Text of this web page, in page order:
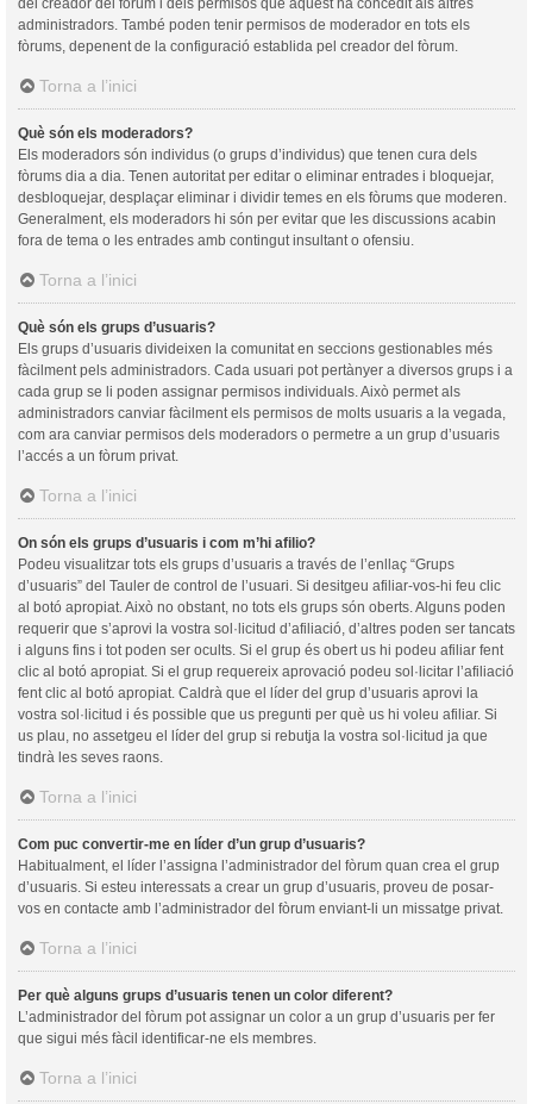
administradors. També poden tenir permisos de moderador en tots els
fòrums, depenent de la configuració establida pel creador del fòrum.
Torna a l’inici
Què són els moderadors?
Els moderadors són individus (o grups d’individus) que tenen cura dels
fòrums dia a dia. Tenen autoritat per editar o eliminar entrades i bloquejar,
desbloquejar, desplaçar eliminar i dividir temes en els fòrums que moderen.
Generalment, els moderadors hi són per evitar que les discussions acabin
fora de tema o les entrades amb contingut insultant o ofensiu.
Torna a l’inici
Què són els grups d’usuaris?
Els grups d’usuaris divideixen la comunitat en seccions gestionables més
fàcilment pels administradors. Cada usuari pot pertànyer a diversos grups i a
cada grup se li poden assignar permisos individuals. Això permet als
administradors canviar fàcilment els permisos de molts usuaris a la vegada,
com ara canviar permisos dels moderadors o permetre a un grup d’usuaris
l’accés a un fòrum privat.
Torna a l’inici
On són els grups d’usuaris i com m’hi afilio?
Podeu visualitzar tots els grups d’usuaris a través de l’enllaç “Grups
d’usuaris” del Tauler de control de l’usuari. Si desitgeu afiliar-vos-hi feu clic
al botó apropiat. Això no obstant, no tots els grups són oberts. Alguns poden
requerir que s’aprovi la vostra sol·licitud d’afiliació, d’altres poden ser tancats
i alguns fins i tot poden ser ocults. Si el grup és obert us hi podeu afiliar fent
clic al botó apropiat. Si el grup requereix aprovació podeu sol·licitar l’afiliació
fent clic al botó apropiat. Caldrà que el líder del grup d’usuaris aprovi la
vostra sol·licitud i és possible que us pregunti per què us hi voleu afiliar. Si
us plau, no assetgeu el líder del grup si rebutja la vostra sol·licitud ja que
tindrà les seves raons.
Torna a l’inici
Com puc convertir-me en líder d’un grup d’usuaris?
Habitualment, el líder l’assigna l’administrador del fòrum quan crea el grup
d’usuaris. Si esteu interessats a crear un grup d’usuaris, proveu de posar-
vos en contacte amb l’administrador del fòrum enviant-li un missatge privat.
Torna a l’inici
Per què alguns grups d’usuaris tenen un color diferent?
L’administrador del fòrum pot assignar un color a un grup d’usuaris per fer
que sigui més fàcil identificar-ne els membres.
Torna a l’inici